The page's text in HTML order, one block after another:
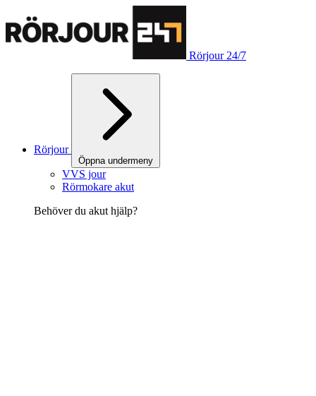
Rörjour 24/7
Rörjour
Öppna undermeny
VVS jour
Rörmokare akut
Behöver du akut hjälp?